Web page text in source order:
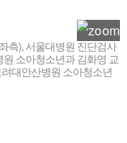
측), 서울대병원 진단검사
소아청소년과 김화영 교
대안산병원 소아청소년